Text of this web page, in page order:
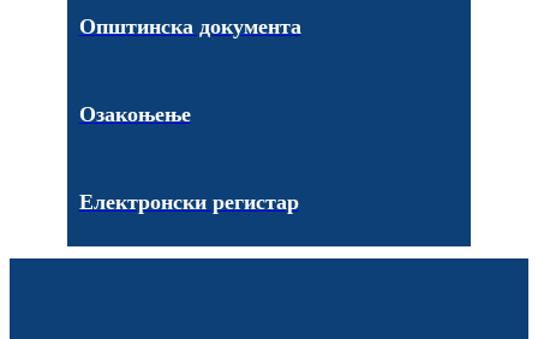
Општинска документа
Озакоњење
Електронски регистар